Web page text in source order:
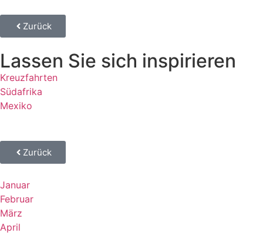
Zurück
Lassen Sie sich inspirieren
Kreuzfahrten
Südafrika
Mexiko
Zurück
Januar
Februar
März
April